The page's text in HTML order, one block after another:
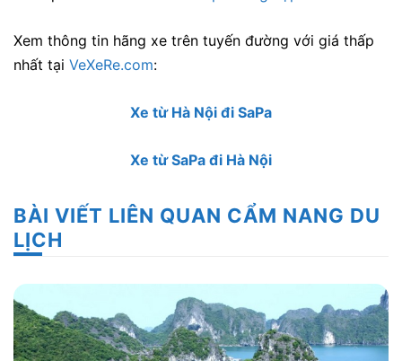
Xem thông tin hãng xe trên tuyến đường với giá thấp
nhất tại VeXeRe.com:
Xe từ Hà Nội đi SaPa
Xe từ SaPa đi Hà Nội
BÀI VIẾT LIÊN QUAN CẨM NANG DU
LỊCH